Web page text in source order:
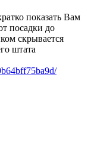
показать Вам
посадки до
скрывается
штата